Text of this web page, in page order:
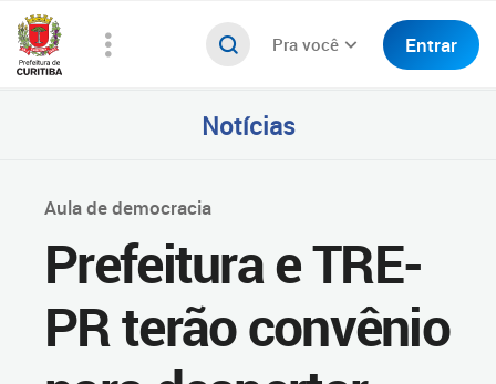
Pra você Entrar
Notícias
Aula de democracia
Prefeitura e TRE-
PR terão convênio